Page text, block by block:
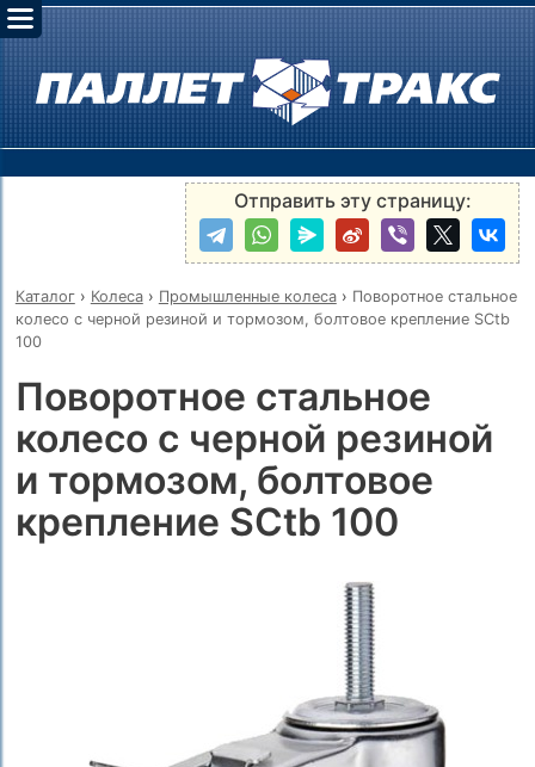
Отправить эту страницу:
Каталог› Колеса› Промышленные колеса› Поворотное стальное
колесо с черной резиной и тормозом, болтовое крепление SCtb
100
Поворотное стальное
колесо с черной резиной
и тормозом, болтовое
крепление SCtb 100